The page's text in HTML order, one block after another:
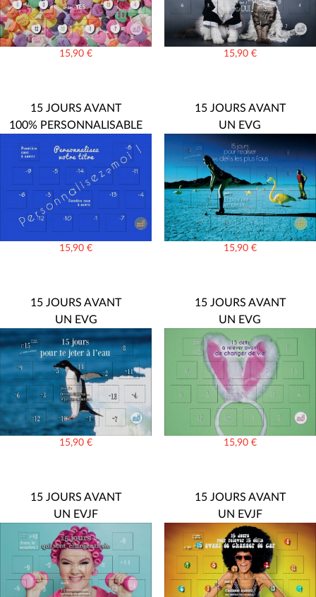
15,90€ 15,90 €
15 JOURS AVANT
100% PERSONNALISABLE
15,90€
15 JOURS AVANT
UN EVG
15,90 €
15 JOURS AVANT
UN EVG
15,90€
15 JOURS AVANT
UN EVG
15,90 €
15 JOURS AVANT
UN EVJF
15 JOURS AVANT
UN EVJF